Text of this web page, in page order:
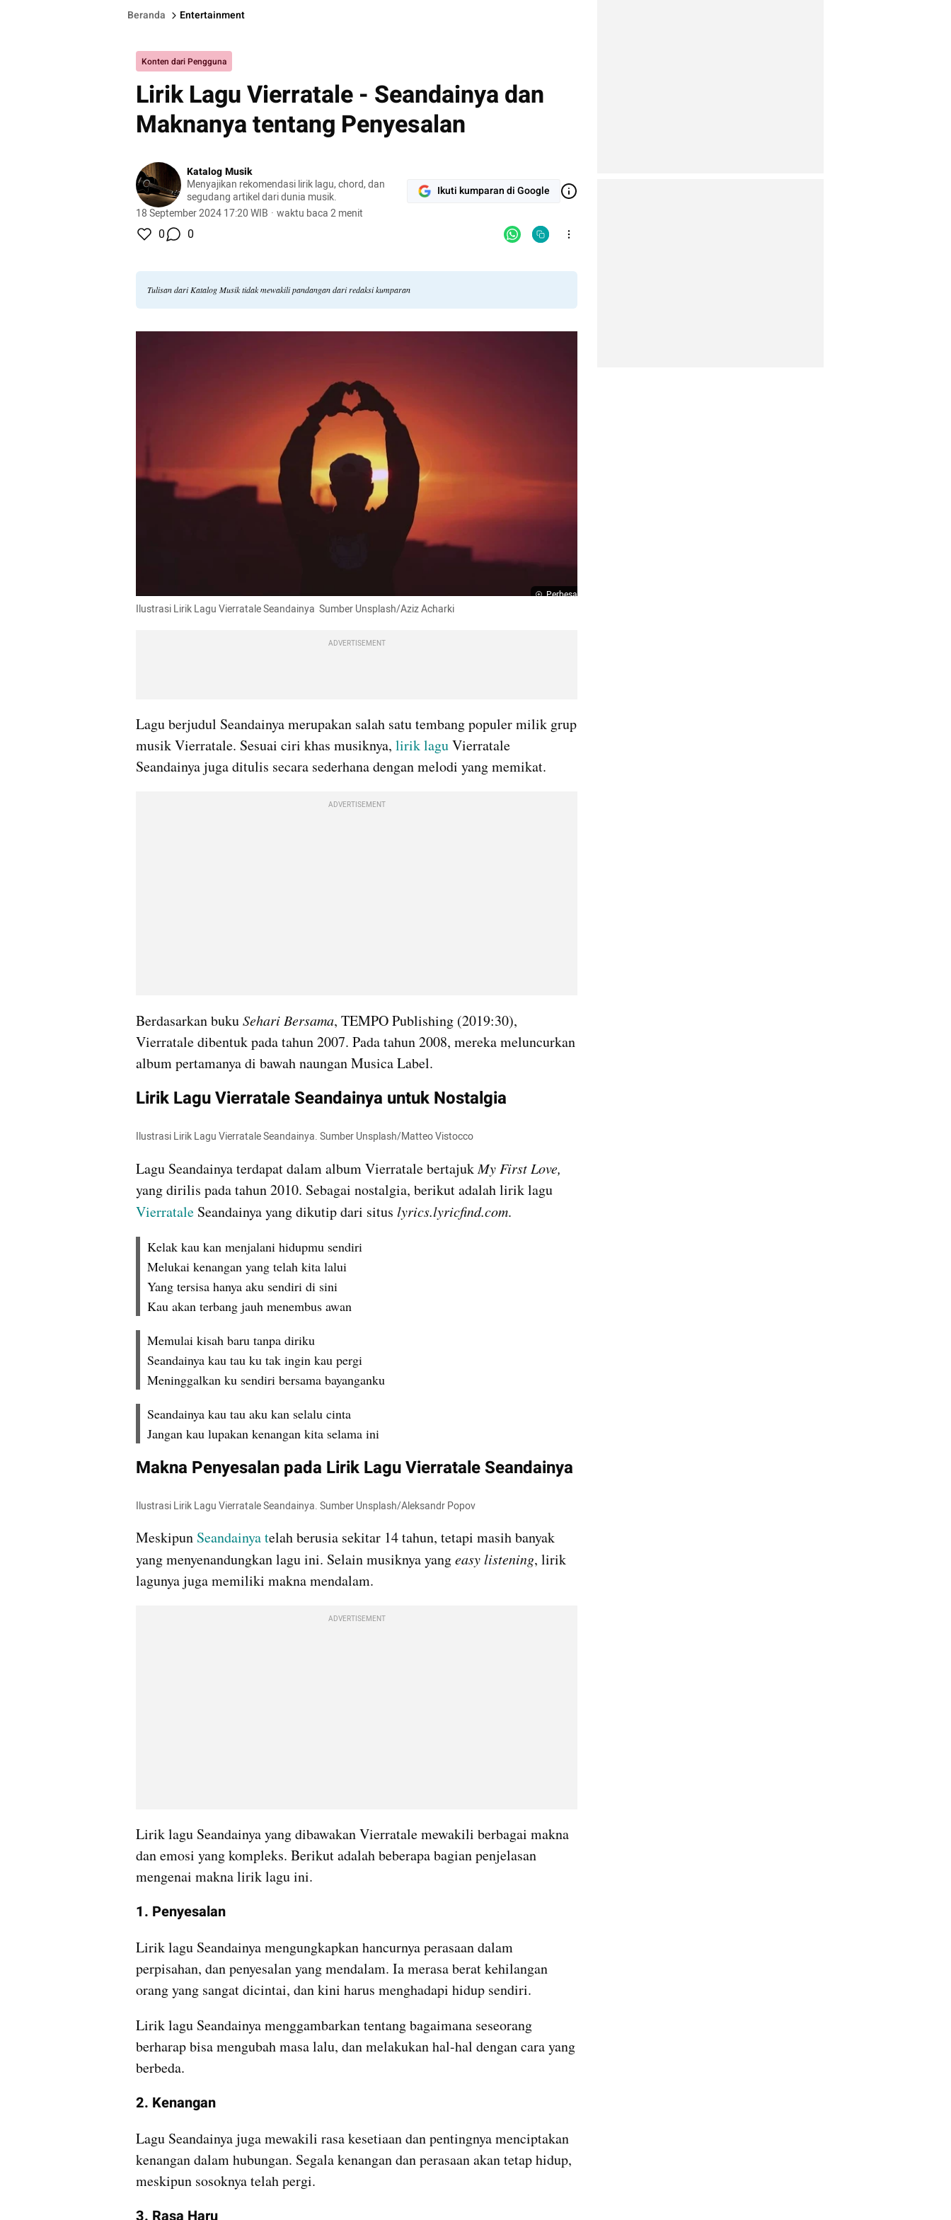
Beranda Entertainment
Konten dari Pengguna
Lirik Lagu Vierratale - Seandainya dan
Maknanya tentang Penyesalan
Katalog Musik
Menyajikan rekomendasi lirik lagu, chord, dan
segudang artikel dari dunia musik.
18 September 2024 17:20 WIB · waktu baca 2 menit
Ikuti kumparan di Google
0 0
Tulisan dari Katalog Musik tidak mewakili pandangan dari redaksi kumparan
Perbesar
Ilustrasi Lirik Lagu Vierratale Seandainya  Sumber Unsplash/Aziz Acharki
ADVERTISEMENT
Lagu berjudul Seandainya merupakan salah satu tembang populer milik grup
musik Vierratale. Sesuai ciri khas musiknya, lirik lagu Vierratale
Seandainya juga ditulis secara sederhana dengan melodi yang memikat.
ADVERTISEMENT
Berdasarkan buku Sehari Bersama, TEMPO Publishing (2019:30),
Vierratale dibentuk pada tahun 2007. Pada tahun 2008, mereka meluncurkan
album pertamanya di bawah naungan Musica Label.
Lirik Lagu Vierratale Seandainya untuk Nostalgia
Ilustrasi Lirik Lagu Vierratale Seandainya. Sumber Unsplash/Matteo Vistocco
Lagu Seandainya terdapat dalam album Vierratale bertajuk
Vierratale Seandainya yang dikutip dari situs lyrics.lyricfind.com.
Kelak kau kan menjalani hidupmu sendiri
Melukai kenangan yang telah kita lalui
Yang tersisa hanya aku sendiri di sini
Kau akan terbang jauh menembus awan
Memulai kisah baru tanpa diriku
Seandainya kau tau ku tak ingin kau pergi
Meninggalkan ku sendiri bersama bayanganku
Seandainya kau tau aku kan selalu cinta
Jangan kau lupakan kenangan kita selama ini
Makna Penyesalan pada Lirik Lagu Vierratale Seandainya
Ilustrasi Lirik Lagu Vierratale Seandainya. Sumber Unsplash/Aleksandr Popov
Meskipun Seandainya telah berusia sekitar 14 tahun, tetapi masih banyak
yang menyenandungkan lagu ini. Selain musiknya yang easy listening, lirik
lagunya juga memiliki makna mendalam.
ADVERTISEMENT
Lirik lagu Seandainya yang dibawakan Vierratale mewakili berbagai makna
dan emosi yang kompleks. Berikut adalah beberapa bagian penjelasan
mengenai makna lirik lagu ini.
1. Penyesalan
Lirik lagu Seandainya mengungkapkan hancurnya perasaan dalam
perpisahan, dan penyesalan yang mendalam. Ia merasa berat kehilangan
orang yang sangat dicintai, dan kini harus menghadapi hidup sendiri.
Lirik lagu Seandainya menggambarkan tentang bagaimana seseorang
berharap bisa mengubah masa lalu, dan melakukan hal-hal dengan cara yang
berbeda.
2. Kenangan
Lagu Seandainya juga mewakili rasa kesetiaan dan pentingnya menciptakan
kenangan dalam hubungan. Segala kenangan dan perasaan akan tetap hidup,
meskipun sosoknya telah pergi.